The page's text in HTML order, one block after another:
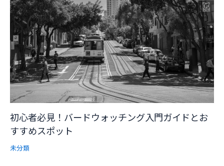
初心者必見！バードウォッチング入門ガイドとお
すすめスポット
未分類